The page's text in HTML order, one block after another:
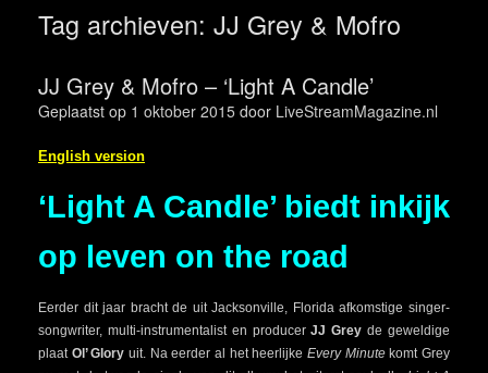
Tag archieven: JJ Grey & Mofro
JJ Grey & Mofro – ‘Light A Candle’
Geplaatst op 1 oktober 2015 door LiveStreamMagazine.nl
English version
‘Light A Candle’ biedt inkijk
op leven on the road
Eerder dit jaar bracht de uit Jacksonville, Florida afkomstige singer-
songwriter, multi-instrumentalist en producerJJ Grey de geweldige
plaat Ol’ Glory uit. Na eerder al het heerlijkeEvery Minutekomt Grey